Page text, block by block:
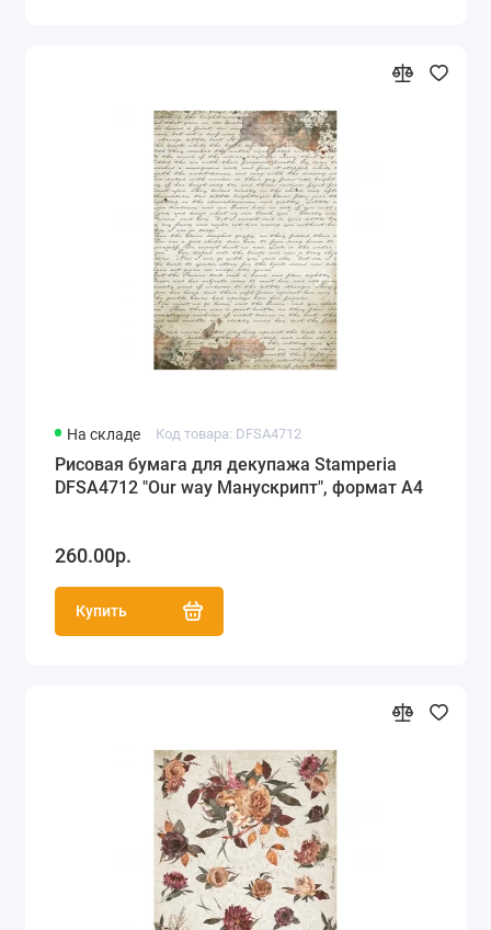
На складе Код товара: DFSA4712
Рисовая бумага для декупажа Stamperia
DFSA4712 "Our way Манускрипт", формат А4
260.00р.
Купить